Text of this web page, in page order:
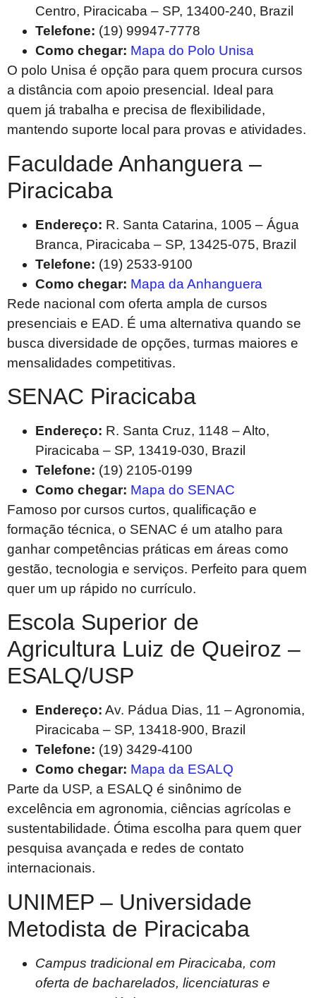
Centro, Piracicaba – SP, 13400-240, Brazil
Telefone: (19) 99947-7778
Como chegar: Mapa do Polo Unisa
O polo Unisa é opção para quem procura cursos
a distância com apoio presencial. Ideal para
quem já trabalha e precisa de flexibilidade,
mantendo suporte local para provas e atividades.
Faculdade Anhanguera –
Piracicaba
Endereço: R. Santa Catarina, 1005 – Água
Branca, Piracicaba – SP, 13425-075, Brazil
Telefone: (19) 2533-9100
Como chegar: Mapa da Anhanguera
Rede nacional com oferta ampla de cursos
presenciais e EAD. É uma alternativa quando se
busca diversidade de opções, turmas maiores e
mensalidades competitivas.
SENAC Piracicaba
Endereço: R. Santa Cruz, 1148 – Alto,
Piracicaba – SP, 13419-030, Brazil
Telefone: (19) 2105-0199
Como chegar: Mapa do SENAC
Famoso por cursos curtos, qualificação e
formação técnica, o SENAC é um atalho para
ganhar competências práticas em áreas como
gestão, tecnologia e serviços. Perfeito para quem
quer um up rápido no currículo.
Escola Superior de
Agricultura Luiz de Queiroz –
ESALQ/USP
Endereço: Av. Pádua Dias, 11 – Agronomia,
Piracicaba – SP, 13418-900, Brazil
Telefone: (19) 3429-4100
Como chegar: Mapa da ESALQ
Parte da USP, a ESALQ é sinônimo de
excelência em agronomia, ciências agrícolas e
sustentabilidade. Ótima escolha para quem quer
pesquisa avançada e redes de contato
internacionais.
UNIMEP – Universidade
Metodista de Piracicaba
Campus tradicional em Piracicaba, com
oferta de bacharelados, licenciaturas e